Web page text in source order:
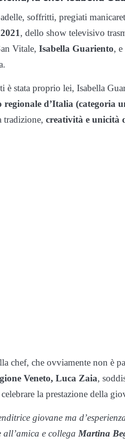
soffritti, pregiati
, dello show televisivo
Vitale, Isabella Guariento, e
è stata proprio lei, Isabella
regionale d’Italia (categoria
tradizione, creatività e unicità
chef, che ovviamente non è
Veneto, Luca Zaia,
la prestazione della
giovane ma
all’amica e collega Martina